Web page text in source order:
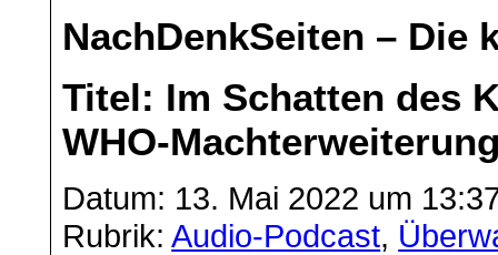
NachDenkSeiten – Die
Titel: Im Schatten des
WHO-
Datum: 13. Mai 2022 um
Rubrik:Audio-Podcast,